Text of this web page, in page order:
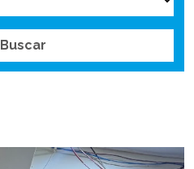
Buscar